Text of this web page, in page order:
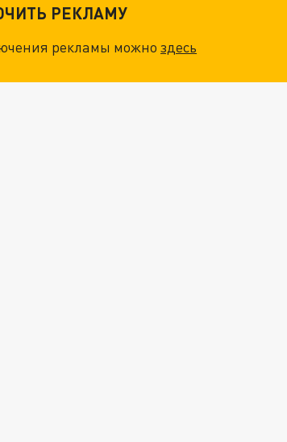
НА КАСПИИ РАСКРЫТА
РЕКЛАМУ
рекламы можноздесь